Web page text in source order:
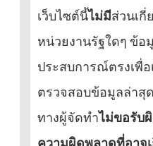
เว็บไซต์นี้ไม่มีส่วนเกี่
หน่วยงานรัฐใดๆ ข้อ
ประสบการณ์ตรงเพื่
ตรวจสอบข้อมูลล่าสุ
ทางผู้จัดทำไม่ขอรับ
ความผิดพลาดที่อาจ